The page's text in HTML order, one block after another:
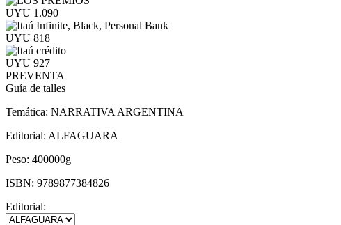
UYU 1.090
UYU 818
UYU 927
PREVENTA
Guía de talles
Temática: NARRATIVA ARGENTINA
Editorial: ALFAGUARA
Peso: 400000g
ISBN: 9789877384826
Editorial: